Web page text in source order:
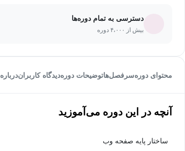
دسترسی به تمام دوره‌ها
بیش از ۴،۰۰۰ دوره
محتوای دورهسرفصل‌هاتوضیحات دورهدیدگاه کاربران
آنچه در این دوره می‌آموزید
ساختار پایه صفحه وب